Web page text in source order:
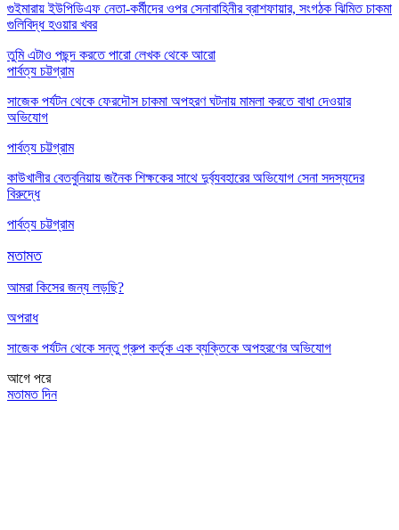
গুইমারায় ইউপিডিএফ নেতা-কর্মীদের ওপর সেনাবাহিনীর ব্রাশফায়ার, সংগঠক ঝিমিত চাকমা
গুলিবিদ্ধ হওয়ার খবর
তুমি এটাও পছন্দ করতে পারো লেখক থেকে আরো
পার্বত্য চট্টগ্রাম
সাজেক পর্যটন থেকে ফেরদৌস চাকমা অপহরণ ঘটনায় মামলা করতে বাধা দেওয়ার
অভিযোগ
পার্বত্য চট্টগ্রাম
কাউখালীর বেতবুনিয়ায় জনৈক শিক্ষকের সাথে দুর্ব্যবহারের অভিযোগ সেনা সদস্যদের
বিরুদ্ধে
পার্বত্য চট্টগ্রাম
মতামত
আমরা কিসের জন্য লড়ছি?
অপরাধ
সাজেক পর্যটন থেকে সন্তু গ্রুপ কর্তৃক এক ব্যক্তিকে অপহরণের অভিযোগ
আগে পরে
মতামত দিন